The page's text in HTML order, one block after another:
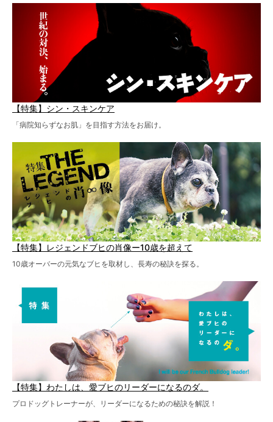
【特集】シン・スキンケア
「病院知らずなお肌」を目指す方法をお届け。
【特集】レジェンドブヒの肖像ー10歳を超えて
10歳オーバーの元気なブヒを取材し、長寿の秘訣を探る。
【特集】わたしは、愛ブヒのリーダーになるのダ。
プロドッグトレーナーが、リーダーになるための秘訣を解説！